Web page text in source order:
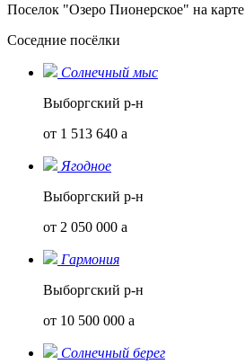
Поселок "Озеро Пионерское" на карте
Соседние посёлки
Солнечный мыс
Выборгский р-н
от 1 513 640 a
Ягодное
Выборгский р-н
от 2 050 000 a
Гармония
Выборгский р-н
от 10 500 000 a
Солнечный берег